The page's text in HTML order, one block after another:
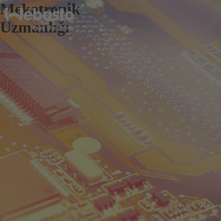
Mekatronik
Uzmanlığı